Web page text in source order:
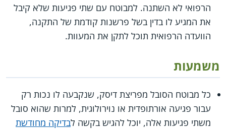
הרפואי לא השתנה. למבוטח עם שתי פגיעות שלא קיבל
את המגיע לו בדין בשל פרשנות קודמת של התקנה,
הוועדה הרפואית תוכל לתקן את המעוות.
משמעות
כל מבוטח הסובל מפריצת דיסק, שנקבעה לו נכות רק
עבור פגיעה אורתופדית או נוירולוגית, למרות שהוא סובל
משתי פגיעות אלה, יוכל להגיש בקשה לבדיקה מחודשת